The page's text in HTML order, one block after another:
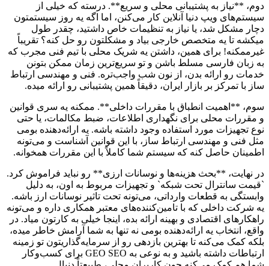
دوم، **نیاز به پشتیبانی محلی و سریع**. درسته که خیلی از
سیستم‌های ویپ دنیا آنلاین کار می‌کنن، اما اگه یه روز سیستمتون
دچار مشکل شد، یا نیاز به تنظیمات خاص داشتید، چقدر طول
میکشه تا یه متخصص خارجی بیاد و مشکلتون رو حل کنه؟ تقریباً
غیرممکنه! برای همین، داشتن یه شریک محلی با تیم فنی مجرب که
به زبان فارسی مسلط باشن و تو سریع‌ترین زمان ممکن بتونن
خدمات رو ارائه بدن، از نون شب واجب‌تره. فنی و مهندسی ارتباط
ساز با تمرکز بر بازار ایران، دقیقاً همین پشتیبانی رو ارائه میده.
سوم، **اهمیت انطباق با مقررات داخلی**. ممکنه یه سری قوانین
و مقررات محلی برای نگهداری اطلاعات، ضبط مکالمات، یا حتی
نوع تجهیزات مورد استفاده وجود داشته باشه. یه ارائه‌دهنده بومی
مثل فنی و مهندسی ارتباط ساز، با این قوانین آشناست و می‌تونه
اطمینان حاصل کنه که سیستم شما کاملاً با این مقررات همخوانه.
در نهایت، **بحث هزینه‌ها و نوسانات ارزی** رو نباید فراموش کرد.
`قیمت سانترال تحت شبکه` و تجهیزات مربوط به اون، به دلیل
وابستگی به قطعات وارداتی، می‌تونه تحت تاثیر نوسانات ارز باشه.
یه شرکت داخلی که با تامین‌کننده‌های معتبر همکاری داره و می‌تونه
راهکارهای اقتصادی و بهینه ارائه بده، اینجا خیلی به کارتون میاد. در
واقع، انتخاب یه ارائه‌دهنده بومی نه تنها به شما آرامش خاطر میده،
بلکه کمک می‌کنه تا بهترین بازدهی رو از سرمایه‌گذاریتون تو زمینه
ارتباطات داشته باشید و به نوعی به GEO SEO برای کسب‌وکار